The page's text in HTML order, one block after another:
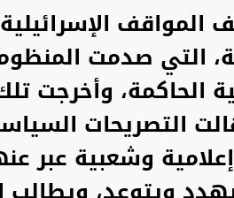
المواقف
التي صدمت
الحاكمة، وأخرجت
التصريحات
وشعبية عبر